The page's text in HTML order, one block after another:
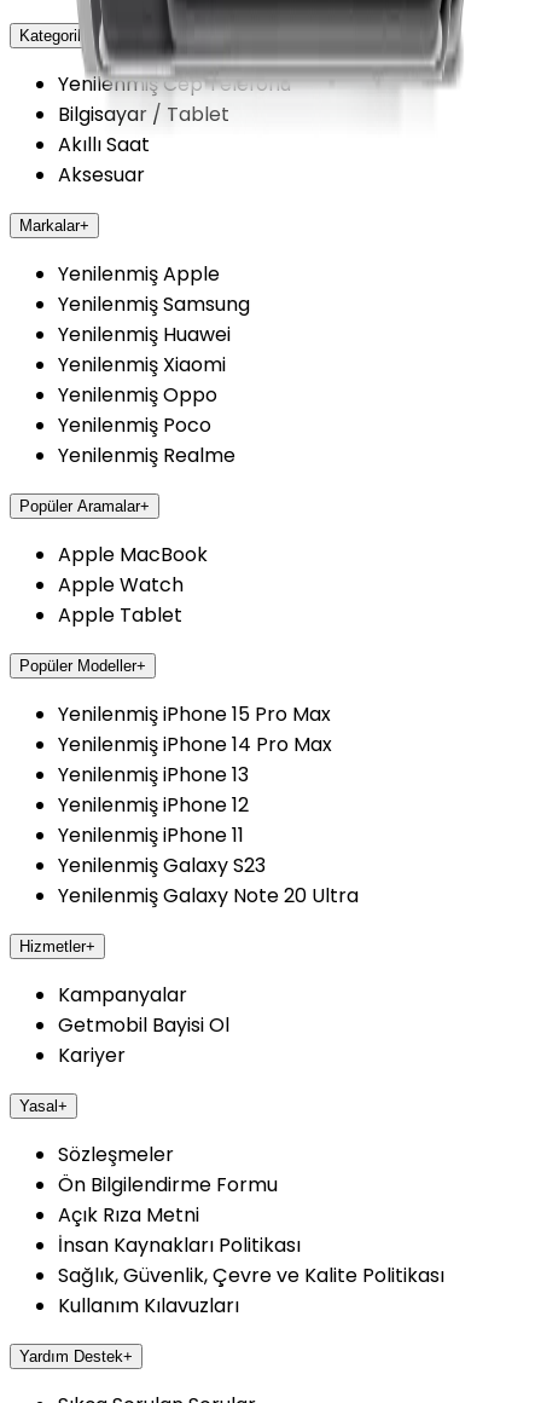
Kategoriler +
Yenilenmiş Cep Telefonu
Bilgisayar / Tablet
Akıllı Saat
Aksesuar
Markalar+
Yenilenmiş Apple
Yenilenmiş Samsung
Yenilenmiş Huawei
Yenilenmiş Xiaomi
Yenilenmiş Oppo
Yenilenmiş Poco
Yenilenmiş Realme
Popüler Aramalar+
Apple MacBook
Apple Watch
Apple Tablet
Popüler Modeller+
Yenilenmiş iPhone 15 Pro Max
Yenilenmiş iPhone 14 Pro Max
Yenilenmiş iPhone 13
Yenilenmiş iPhone 12
Yenilenmiş iPhone 11
Yenilenmiş Galaxy S23
Yenilenmiş Galaxy Note 20 Ultra
Hizmetler+
Kampanyalar
Getmobil Bayisi Ol
Kariyer
Yasal+
Sözleşmeler
Ön Bilgilendirme Formu
Açık Rıza Metni
İnsan Kaynakları Politikası
Sağlık, Güvenlik, Çevre ve Kalite Politikası
Kullanım Kılavuzları
Yardım Destek+